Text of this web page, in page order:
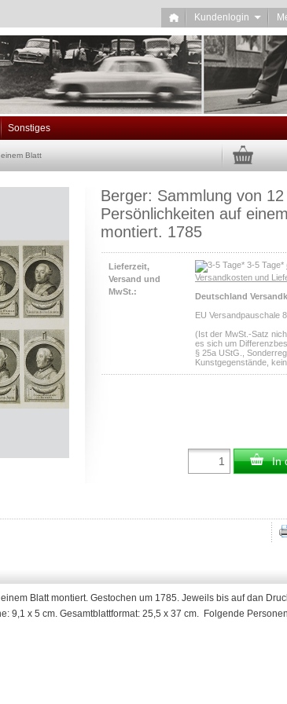
Kundenlogin
Sonstiges
Blatt
Berger: Sammlung von 12
Persönlichkeiten auf
montiert. 1785
Lieferzeit,
Versand und
MwSt.:
3-5 Tage*
Versandkosten und
Deutschland
EU Versandpauschale
(Ist der MwSt.-Satz
es sich um
§ 25a UStG.,
Kunstgegenstände,
In
Blatt montiert. Gestochen um 1785. Jeweils bis auf dan
9,1 x 5 cm. Gesamtblattformat: 25,5 x 37 cm. Folgende